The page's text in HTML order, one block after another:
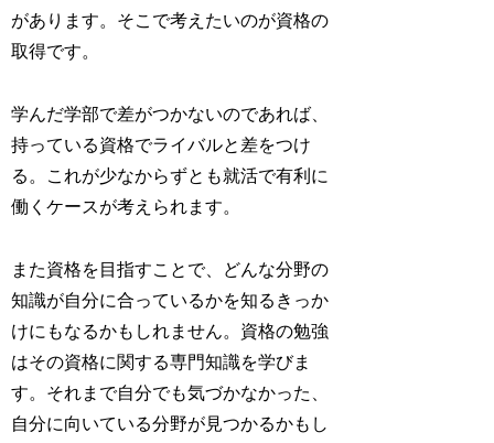
があります。そこで考えたいのが資格の
取得です。
学んだ学部で差がつかないのであれば、
持っている資格でライバルと差をつけ
る。これが少なからずとも就活で有利に
働くケースが考えられます。
また資格を目指すことで、どんな分野の
知識が自分に合っているかを知るきっか
けにもなるかもしれません。資格の勉強
はその資格に関する専門知識を学びま
す。それまで自分でも気づかなかった、
自分に向いている分野が見つかるかもし